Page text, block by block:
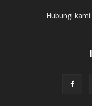
Hubungi kami: